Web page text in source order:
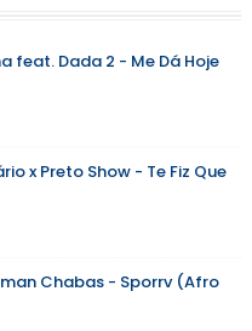
feat. Dada 2 - Me Dá Hoje
x Preto Show - Te Fiz Que
Chabas - Sporrv (Afro